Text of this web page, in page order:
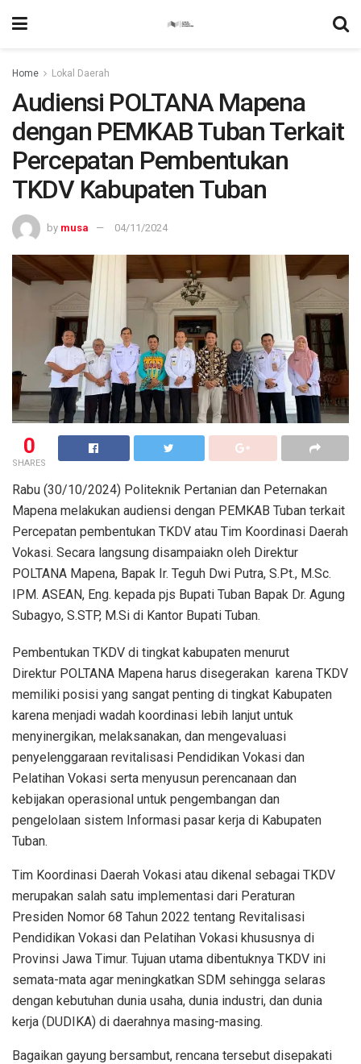
Home Lokal Daerah
Audiensi POLTANA Mapena
dengan PEMKAB Tuban Terkait
Percepatan Pembentukan
TKDV Kabupaten Tuban
by musa 04/11/2024
0
SHARES
Rabu (30/10/2024) Politeknik Pertanian dan Peternakan
Mapena melakukan audiensi dengan PEMKAB Tuban terkait
Percepatan pembentukan TKDV atau Tim Koordinasi Daerah
Vokasi. Secara langsung disampaiakn oleh Direktur
POLTANA Mapena, Bapak Ir. Teguh Dwi Putra, S.Pt., M.Sc.
IPM. ASEAN, Eng. kepada pjs Bupati Tuban Bapak Dr. Agung
Subagyo, S.STP, M.Si di Kantor Bupati Tuban.
Pembentukan TKDV di tingkat kabupaten menurut
Direktur POLTANA Mapena harus disegerakan karena TKDV
memiliki posisi yang sangat penting di tingkat Kabupaten
karena menjadi wadah koordinasi lebih lanjut untuk
menyinergikan, melaksanakan, dan mengevaluasi
penyelenggaraan revitalisasi Pendidikan Vokasi dan
Pelatihan Vokasi serta menyusun perencanaan dan
kebijakan operasional untuk pengembangan dan
pengelolaan sistem Informasi pasar kerja di Kabupaten
Tuban.
Tim Koordinasi Daerah Vokasi atau dikenal sebagai TKDV
merupakan salah satu implementasi dari Peraturan
Presiden Nomor 68 Tahun 2022 tentang Revitalisasi
Pendidikan Vokasi dan Pelatihan Vokasi khususnya di
Provinsi Jawa Timur. Tujuan utama dibentuknya TKDV ini
semata-mata agar meningkatkan SDM sehingga selaras
dengan kebutuhan dunia usaha, dunia industri, dan dunia
kerja (DUDIKA) di daerahnya masing-masing.
Bagaikan gayung bersambut, rencana tersebut disepakati